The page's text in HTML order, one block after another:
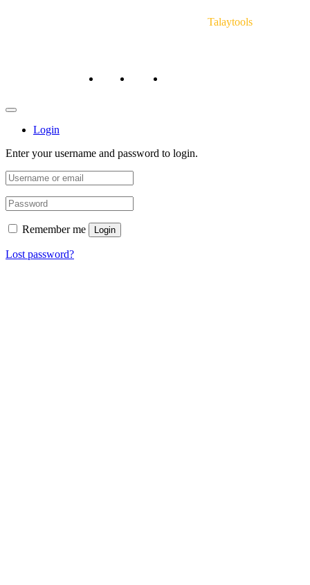
Talaytools
หน้าหลัก ถาม/ตอบ
Login
Enter your username and password to login.
Remember me Login
Lost password?